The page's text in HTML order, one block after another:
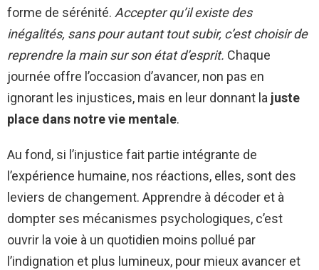
forme de sérénité. Accepter qu’il existe des
inégalités, sans pour autant tout subir, c’est choisir de
reprendre la main sur son état d’esprit. Chaque
journée offre l’occasion d’avancer, non pas en
ignorant les injustices, mais en leur donnant la juste
place dans notre vie mentale.
Au fond, si l’injustice fait partie intégrante de
l’expérience humaine, nos réactions, elles, sont des
leviers de changement. Apprendre à décoder et à
dompter ses mécanismes psychologiques, c’est
ouvrir la voie à un quotidien moins pollué par
l’indignation et plus lumineux, pour mieux avancer et